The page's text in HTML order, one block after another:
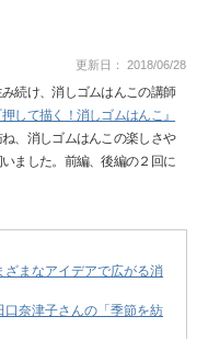
更新日： 2018/06/28
続け、消しゴムはんこの講師
して描く！消しゴムはんこ』
、消しゴムはんこの楽しさや
ました。前編、後編の２回に
まなアイデアで広がる消
奈津子さんの「季節を紡